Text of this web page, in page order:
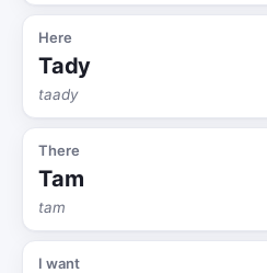
Here
Tady
taady
There
Tam
tam
I want